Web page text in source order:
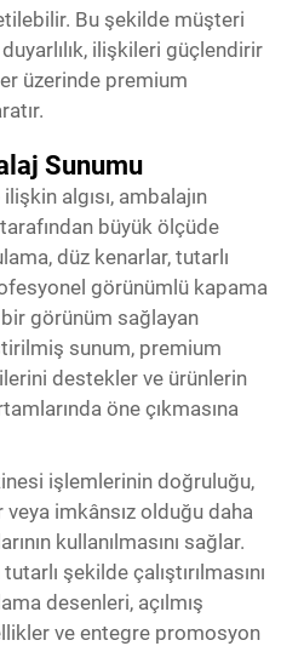
Bu şekilde müşteri
ilişkileri güçlendirir
üzerinde premium
Sunumu
algısı, ambalajın
büyük ölçüde
düz kenarlar, tutarlı
görünümlü kapama
görünüm sağlayan
sunum, premium
destekler ve ürünlerin
öne çıkmasına
işlemlerinin doğruluğu,
veya imkânsız olduğu daha
kullanılmasını sağlar.
şekilde çalıştırılmasını
desenleri, açılmış
ve entegre promosyon